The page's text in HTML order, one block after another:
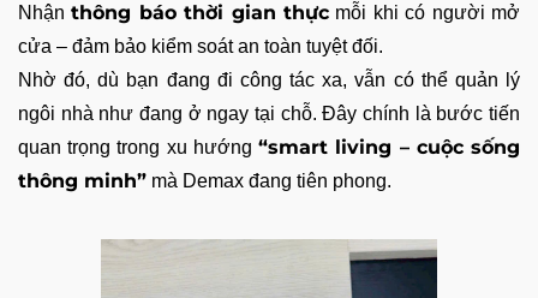
Nhậnthông báo thời gian thực mỗi khi có người mở
cửa – đảm bảo kiểm soát an toàn tuyệt đối.
Nhờ đó, dù bạn đang đi công tác xa, vẫn có thể quản lý
ngôi nhà như đang ở ngay tại chỗ. Đây chính là bước tiến
quan trọng trong xu hướng“smart living – cuộc sống
thông minh” mà Demax đang tiên phong.